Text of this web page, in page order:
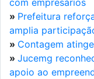
com empresários
» Prefeitura
amplia
» Contagem
» Jucemg
apoio ao